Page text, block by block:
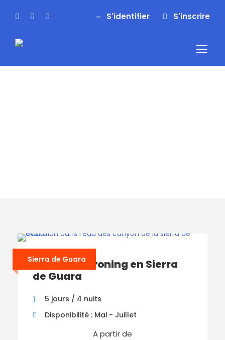
S'identifier S'inscrire
Sierra de Guara
Séjour Canyoning en Sierra
de Guara
5 jours / 4 nuits
Disponibilité : Mai - Juillet
A partir de